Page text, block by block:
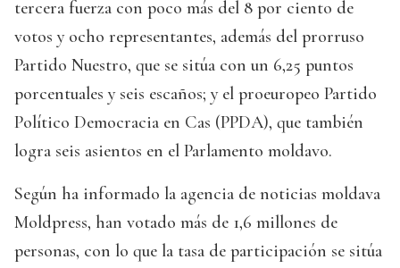
tercera fuerza con poco más del 8 por ciento de
votos y ocho representantes, además del prorruso
Partido Nuestro, que se sitúa con un 6,25 puntos
porcentuales y seis escaños; y el proeuropeo Partido
Político Democracia en Cas (PPDA), que también
logra seis asientos en el Parlamento moldavo.
Según ha informado la agencia de noticias moldava
Moldpress, han votado más de 1,6 millones de
personas, con lo que la tasa de participación se sitúa